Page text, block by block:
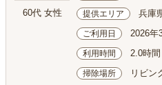
60代 女性 提供エリア 兵庫
ご利用日 2026年
利用時間 2.0時間
掃除場所 リビン